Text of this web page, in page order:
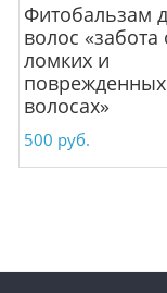
Фитобальзам
волос «забота
ломких и
поврежденных
волосах»
500 руб.